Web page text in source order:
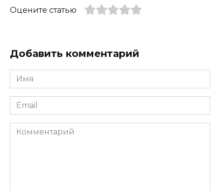
Оцените статью
Добавить комментарий
Имя
*
Email
*
Комментарий